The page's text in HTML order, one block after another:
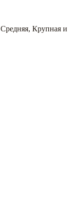
Средняя, Крупная и